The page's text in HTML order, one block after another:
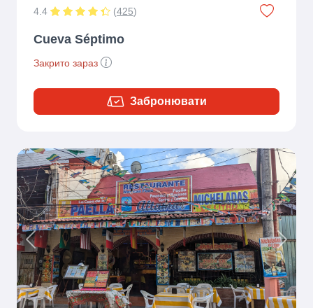
4.4 (425)
Cueva Séptimo
Закрито зараз
Забронювати
Previous Next